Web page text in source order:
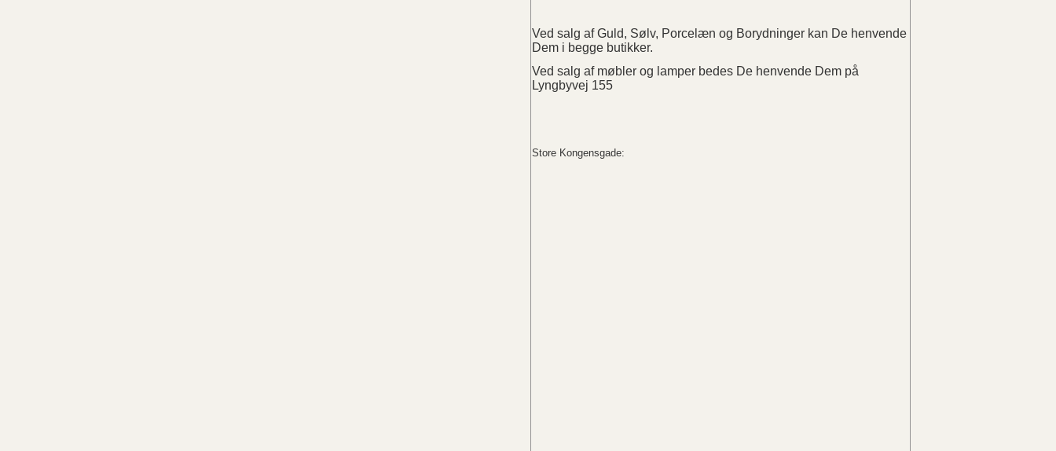
Ved salg af Guld, Sølv, Porcelæn og Borydninger kan De henvende
Dem i begge butikker.
Ved salg af møbler og lamper bedes De henvende Dem på
Lyngbyvej 155
Store Kongensgade: